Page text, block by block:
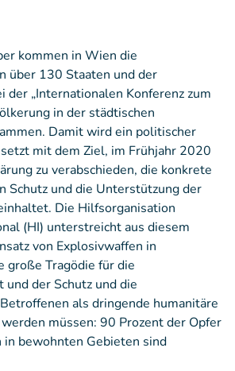
kommen in Wien die
über 130 Staaten und der
der „Internationalen Konferenz zum
in der städtischen
Damit wird ein politischer
mit dem Ziel, im Frühjahr 2020
zu verabschieden, die konkrete
Schutz und die Unterstützung der
Die Hilfsorganisation
(HI) unterstreicht aus diesem
von Explosivwaffen in
große Tragödie für die
der Schutz und die
als dringende humanitäre
müssen: 90 Prozent der Opfer
in bewohnten Gebieten sind